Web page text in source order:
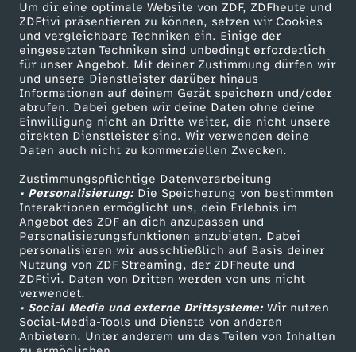
Um dir eine optimale Website von ZDF, ZDFheute und
ZDFtivi präsentieren zu können, setzen wir Cookies
und vergleichbare Techniken ein. Einige der
eingesetzten Techniken sind unbedingt erforderlich
für unser Angebot. Mit deiner Zustimmung dürfen wir
und unsere Dienstleister darüber hinaus
Informationen auf deinem Gerät speichern und/oder
abrufen. Dabei geben wir deine Daten ohne deine
Einwilligung nicht an Dritte weiter, die nicht unsere
direkten Dienstleister sind. Wir verwenden deine
Daten auch nicht zu kommerziellen Zwecken.
Zustimmungspflichtige Datenverarbeitung
• Personalisierung:Die Speicherung von bestimmten
Interaktionen ermöglicht uns, dein Erlebnis im
Angebot des ZDF an dich anzupassen und
Personalisierungsfunktionen anzubieten. Dabei
personalisieren wir ausschließlich auf Basis deiner
Nutzung von ZDF Streaming, der ZDFheute und
ZDFtivi. Daten von Dritten werden von uns nicht
verwendet.
• Social Media und externe Drittsysteme:Wir nutzen
Social-Media-Tools und Dienste von anderen
Anbietern. Unter anderem um das Teilen von Inhalten
-
K
ä
s
e
(
#
4
0
Mehr ZDF
ZDF-Apps
Smart TV
ZDFtext
Livestreams
Sendungen A-Z
TV-Programm
Service
ZDFmitreden
Kontakt zum ZDF
Tickets
Zuschauerservice
Hilfe
ZDF Unternehmen
Karriere